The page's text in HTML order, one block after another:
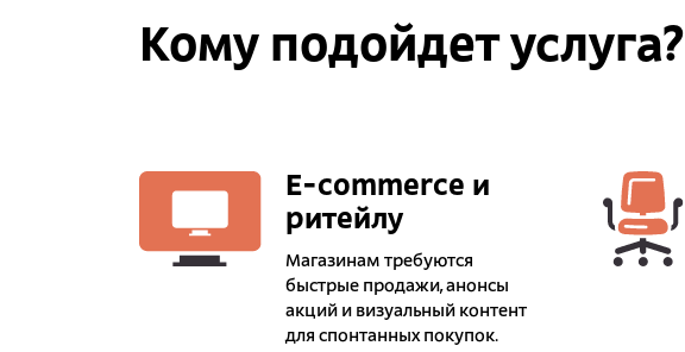
Кому подойдет услуга?
E-commerce и
ритейлу
Магазинам требуются
быстрые продажи, анонсы
акций и визуальный контент
для спонтанных покупок.